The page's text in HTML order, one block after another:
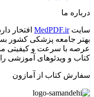
درباره ما
سایتMedPDF.ir افتخار
بهتر جامعه پزشکی کشور
عرصه با سرعت و کیفیتی
کتاب و ویدئوهای آموزشی
سفارش کتاب از آمازون